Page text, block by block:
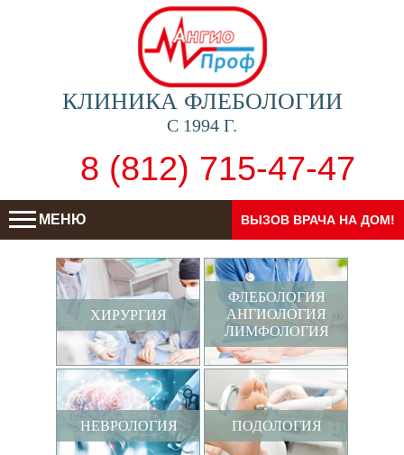
КЛИНИКА ФЛЕБОЛОГИИ
С 1994 Г.
8 (812) 715-47-47
МЕНЮ ВЫЗОВ ВРАЧА НА ДОМ!
ХИРУРГИЯ
ФЛЕБОЛОГИЯ
АНГИОЛОГИЯ
ЛИМФОЛОГИЯ
НЕВРОЛОГИЯ ПОДОЛОГИЯ